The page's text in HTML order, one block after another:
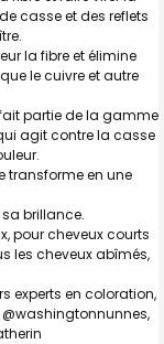
casse et des reflets
la fibre et élimine
le cuivre et autre
partie de la gamme
qui agit contre la casse
transforme en une
brillance.
pour cheveux courts
les cheveux abîmés,
experts en coloration,